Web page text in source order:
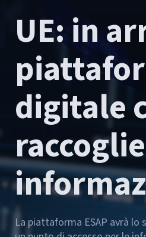
UE: in
digitale
La piattaforma ESAP avrà lo